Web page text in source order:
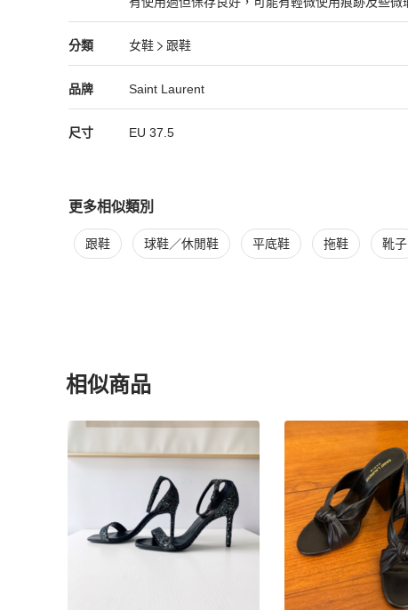
狀況良好
分類
Saint Laurent女鞋分類資訊
女鞋
跟鞋
女鞋/跟鞋推薦
品牌
Saint Laurent精品 女鞋品牌介紹
Saint Laurent
Saint Laurent推薦清單
尺寸 EU 37.5
更多相似類別
更多Saint Laurent女鞋相似商品推薦
跟鞋 球鞋／休閒鞋 平底鞋 拖鞋 靴子
相似商品
更多相似Saint Laurent女鞋推薦精品